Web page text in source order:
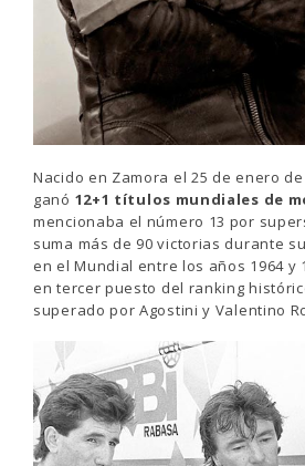
Nacido en Zamora el 25 de enero
ganó 12+1 títulos mundiales de
mencionaba el número 13 por
suma más de 90 victorias durante
en el Mundial entre los años 1964 y
en tercer puesto del ranking
superado por Agostini y Valentino